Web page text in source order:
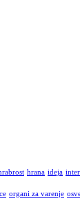
hrana ideja
organi za varenje